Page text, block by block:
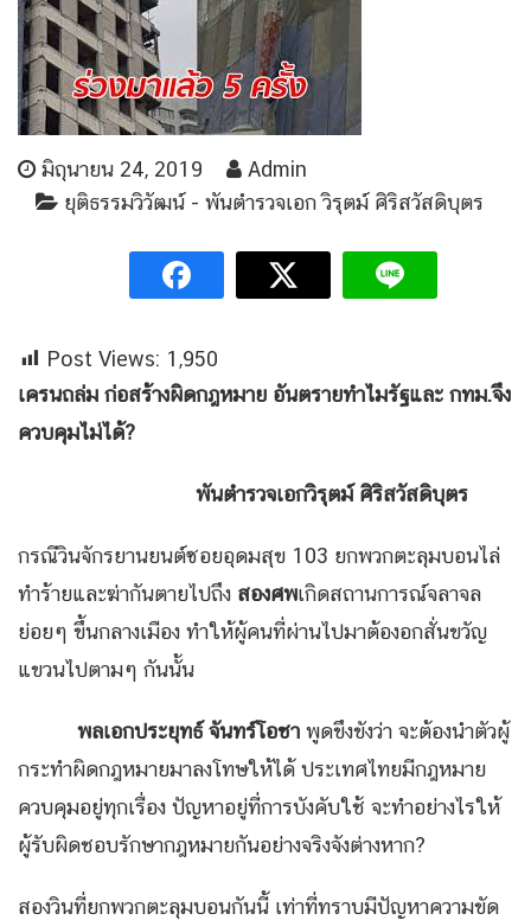
มิถุนายน 24, 2019
Admin
ยุติธรรมวิวัฒน์ - พันตำรวจเอก วิรุตม์ ศิริสวัสดิบุตร
Post Views: 1,950
เครนถล่ม ก่อสร้างผิดกฎหมาย อันตรายทำไมรัฐและ กทม.จึง
ควบคุมไม่ได้?
พันตำรวจเอกวิรุตม์ ศิริสวัสดิบุตร
กรณีวินจักรยานยนต์ซอยอุดมสุข 103 ยกพวกตะลุมบอนไล่
ทำร้ายและฆ่ากันตายไปถึง สองศพเกิดสถานการณ์จลาจล
ย่อยๆ ขึ้นกลางเมือง ทำให้ผู้คนที่ผ่านไปมาต้องอกสั่นขวัญ
แขวนไปตามๆ กันนั้น
พลเอกประยุทธ์ จันทร์โอชา พูดขึงขังว่า จะต้องนำตัวผู้
กระทำผิดกฎหมายมาลงโทษให้ได้ ประเทศไทยมีกฎหมาย
ควบคุมอยู่ทุกเรื่อง ปัญหาอยู่ที่การบังคับใช้ จะทำอย่างไรให้
ผู้รับผิดชอบรักษากฎหมายกันอย่างจริงจังต่างหาก?
สองวินที่ยกพวกตะลุมบอนกันนี้ เท่าที่ทราบมีปัญหาความขัด